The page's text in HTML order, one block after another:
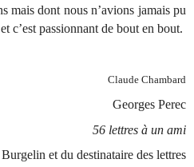
mais dont nous n’avions jamais pu
c’est passionnant de bout en bout.
Claude Chambard
Georges Perec
56 lettres à un ami
et du destinataire des lettres